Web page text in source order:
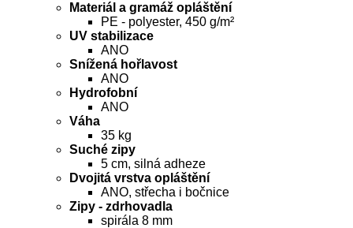
Materiál a gramáž opláštění
PE - polyester, 450 g/m²
UV stabilizace
ANO
Snížená hořlavost
ANO
Hydrofobní
ANO
Váha
35 kg
Suché zipy
5 cm, silná adheze
Dvojitá vrstva opláštění
ANO, střecha i bočnice
Zipy - zdrhovadla
spirála 8 mm